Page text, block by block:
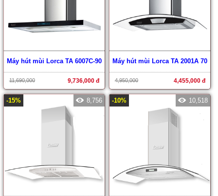
Máy hút mùi Lorca TA 6007C-90
11,690,000 9,736,000 đ
Máy hút mùi Lorca TA 2001A 70
4,950,000 4,455,000 đ
-15% 8,756 -10% 10,518